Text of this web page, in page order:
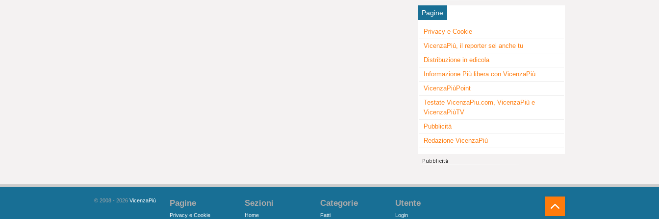
Pagine
Privacy e Cookie
VicenzaPiù, il reporter sei anche tu
Distribuzione in edicola
Informazione Più libera con VicenzaPiù
VicenzaPiùPoint
Testate VicenzaPiu.com, VicenzaPiù e
VicenzaPiùTV
Pubblicità
Redazione VicenzaPiù
© 2008 - 2026 VicenzaPiù Pagine
Privacy e Cookie
Sezioni
Home
Categorie
Fatti
Utente
Login